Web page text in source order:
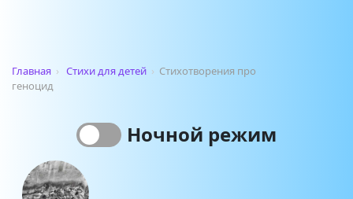
Главная › Стихи для детей › Стихотворения про
геноцид
Ночной режим